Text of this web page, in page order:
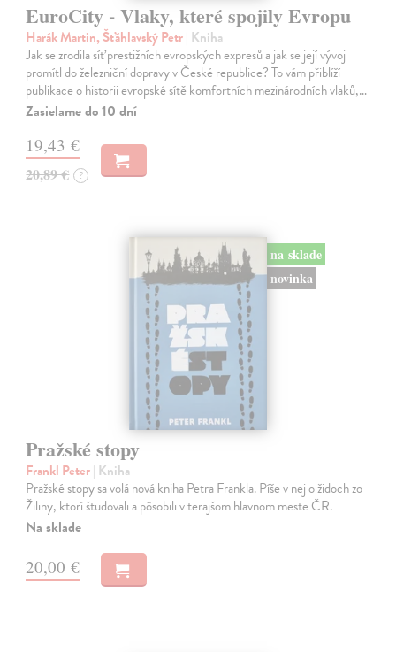
EuroCity - Vlaky, které spojily Evropu
Harák Martin, Šťáhlavský Petr| Kniha
Jak se zrodila síť prestižních evropských expresů a jak se její vývoj
promítl do železniční dopravy v České republice? To vám přiblíží
publikace o historii evropské sítě komfortních mezinárodních vlaků,…
Zasielame do 10 dní
19,43 €
20,89 € ?
na sklade
novinka
Pražské stopy
Frankl Peter| Kniha
Pražské stopy sa volá nová kniha Petra Frankla. Píše v nej o židoch zo
Žiliny, ktorí študovali a pôsobili v terajšom hlavnom meste ČR.
Na sklade
20,00 €